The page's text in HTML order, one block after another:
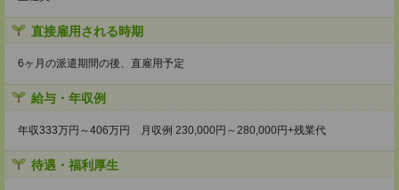
直接雇用される時期
6ヶ月の派遣期間の後、直雇用予定
給与・年収例
年収333万円～406万円 月収例 230,000円～280,000円+残業代
待遇・福利厚生